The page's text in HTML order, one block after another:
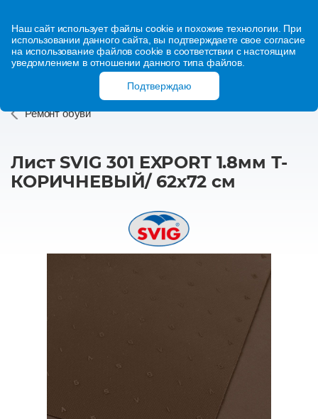
Наш сайт использует файлы cookie и похожие технологии. При
использовании данного сайта, вы подтверждаете свое согласие
на использование файлов cookie в соответствии с настоящим
уведомлением в отношении данного типа файлов.
Подтверждаю
Ремонт обуви
Лист SVIG 301 EXPORT 1.8мм Т-
КОРИЧНЕВЫЙ/ 62х72 см